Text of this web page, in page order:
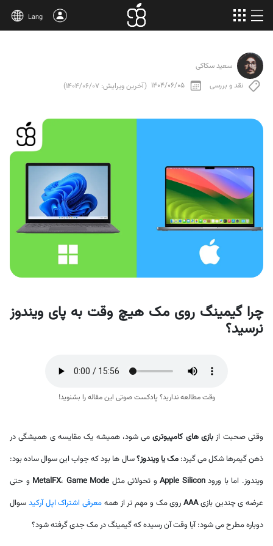
محصولات بیشتر
درباره‌ی ما
پشتیبانی
Lang
سعید سکاکی
نقد و بررسی
1404/06/05 (آخرین ویرایش: 1404/06/07)
چرا گیمینگ روی مک هیچ وقت به پای ویندوز
نرسید؟
وقت مطالعه ندارید؟ پادکست صوتی این مقاله را بشنوید!
وقتی صحبت از بازی های کامپیوتریمی شود، همیشه یک مقایسه ی همیشگی در
ذهن گیمرها شکل می گیرد:مک یا ویندوز؟سال ها بود که جواب این سوال ساده بود:
ویندوز. اما با ورودApple Siliconو تحولاتی مثل MetalFX، Game Mode
و حتی
عرضه ی چندین بازیAAA روی مک و مهم تر از همه معرفی اشتراک اپل آرکید سوال
دوباره مطرح می شود: آیا وقت آن رسیده که گیمینگ در مک جدی گرفته شود؟